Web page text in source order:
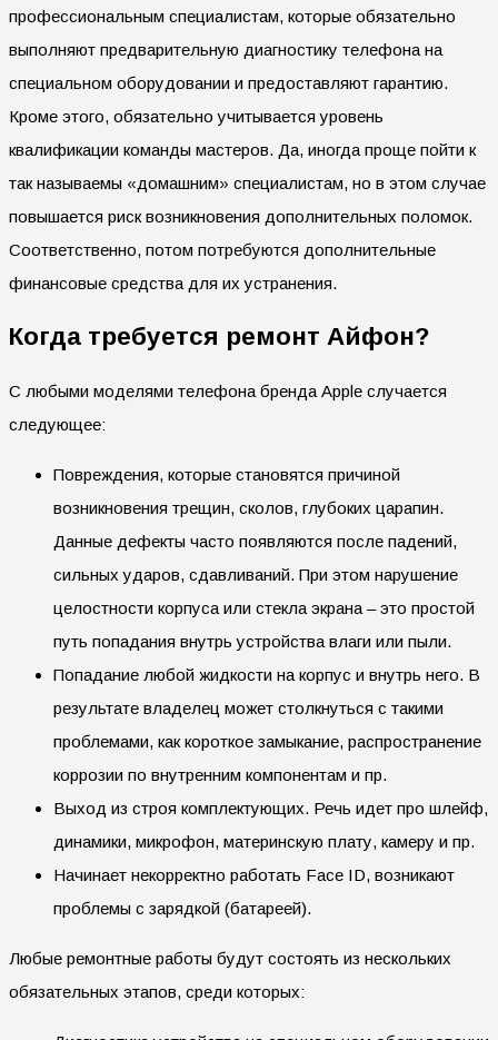
профессиональным специалистам, которые обязательно
выполняют предварительную диагностику телефона на
специальном оборудовании и предоставляют гарантию.
Кроме этого, обязательно учитывается уровень
квалификации команды мастеров. Да, иногда проще пойти к
так называемы «домашним» специалистам, но в этом случае
повышается риск возникновения дополнительных поломок.
Соответственно, потом потребуются дополнительные
финансовые средства для их устранения.
Когда требуется ремонт Айфон?
С любыми моделями телефона бренда Apple случается
следующее:
Повреждения, которые становятся причиной
возникновения трещин, сколов, глубоких царапин.
Данные дефекты часто появляются после падений,
сильных ударов, сдавливаний. При этом нарушение
целостности корпуса или стекла экрана – это простой
путь попадания внутрь устройства влаги или пыли.
Попадание любой жидкости на корпус и внутрь него. В
результате владелец может столкнуться с такими
проблемами, как короткое замыкание, распространение
коррозии по внутренним компонентам и пр.
Выход из строя комплектующих. Речь идет про шлейф,
динамики, микрофон, материнскую плату, камеру и пр.
Начинает некорректно работать Face ID, возникают
проблемы с зарядкой (батареей).
Любые ремонтные работы будут состоять из нескольких
обязательных этапов, среди которых: